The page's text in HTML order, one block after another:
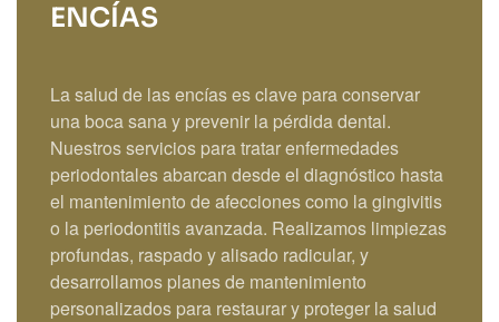
ENCÍAS
La salud de las encías es clave para conservar
una boca sana y prevenir la pérdida dental.
Nuestros servicios para tratar enfermedades
periodontales abarcan desde el diagnóstico hasta
el mantenimiento de afecciones como la gingivitis
o la periodontitis avanzada. Realizamos limpiezas
profundas, raspado y alisado radicular, y
desarrollamos planes de mantenimiento
personalizados para restaurar y proteger la salud